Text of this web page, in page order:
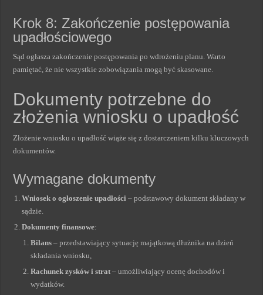
Krok 8: Zakończenie postępowania
upadłościowego
Sąd ogłasza zakończenie postępowania po wdrożeniu planu. Warto
pamiętać, że nie wszystkie zobowiązania mogą być skasowane.
Dokumenty potrzebne do
złożenia wniosku o upadłość
Złożenie wniosku o upadłość wiąże się z dostarczeniem kilku kluczowych
dokumentów.
Wymagane dokumenty
Wniosek o ogłoszenie upadłości – podstawowy dokument składany w
sądzie.
Dokumenty finansowe:
Bilans – przedstawiający sytuację majątkową dłużnika na dzień
składania wniosku,
Rachunek zysków i strat – umożliwiający ocenę dochodów i
wydatków.